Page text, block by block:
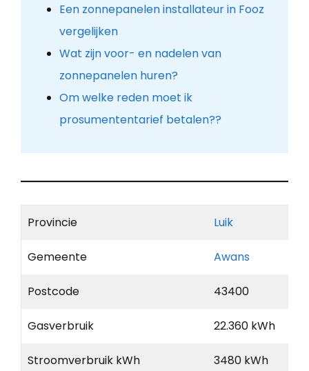
Een zonnepanelen installateur in Fooz
vergelijken
Wat zijn voor- en nadelen van
zonnepanelen huren?
Om welke reden moet ik
prosumententarief betalen??
Provincie Luik
Gemeente Awans
Postcode 43400
Gasverbruik 22.360 kWh
Stroomverbruik kWh 3480 kWh